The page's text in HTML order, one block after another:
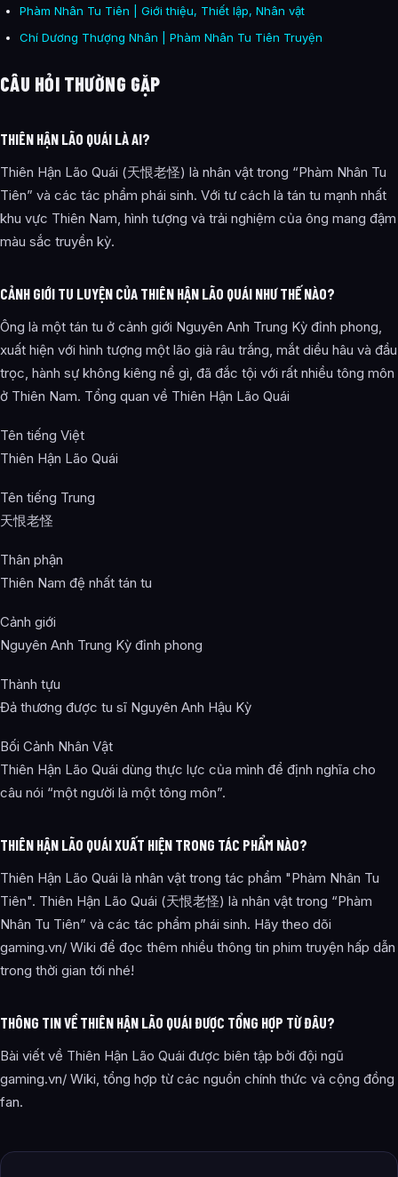
Phàm Nhân Tu Tiên | Giới thiệu, Thiết lập, Nhân vật
Chí Dương Thượng Nhân | Phàm Nhân Tu Tiên Truyện
CÂU HỎI THƯỜNG GẶP
THIÊN HẬN LÃO QUÁI LÀ AI?
Thiên Hận Lão Quái (天恨老怪) là nhân vật trong “Phàm Nhân Tu
Tiên” và các tác phẩm phái sinh. Với tư cách là tán tu mạnh nhất
khu vực Thiên Nam, hình tượng và trải nghiệm của ông mang đậm
màu sắc truyền kỳ.
CẢNH GIỚI TU LUYỆN CỦA THIÊN HẬN LÃO QUÁI NHƯ THẾ NÀO?
Ông là một tán tu ở cảnh giới Nguyên Anh Trung Kỳ đỉnh phong,
xuất hiện với hình tượng một lão già râu trắng, mắt diều hâu và đầu
trọc, hành sự không kiêng nể gì, đã đắc tội với rất nhiều tông môn
ở Thiên Nam. Tổng quan về Thiên Hận Lão Quái
Tên tiếng Việt
Thiên Hận Lão Quái
Tên tiếng Trung
天恨老怪
Thân phận
Thiên Nam đệ nhất tán tu
Cảnh giới
Nguyên Anh Trung Kỳ đỉnh phong
Thành tựu
Đả thương được tu sĩ Nguyên Anh Hậu Kỳ
Bối Cảnh Nhân Vật
Thiên Hận Lão Quái dùng thực lực của mình để định nghĩa cho
câu nói “một người là một tông môn”.
THIÊN HẬN LÃO QUÁI XUẤT HIỆN TRONG TÁC PHẨM NÀO?
Thiên Hận Lão Quái là nhân vật trong tác phẩm "Phàm Nhân Tu
Tiên". Thiên Hận Lão Quái (天恨老怪) là nhân vật trong “Phàm
Nhân Tu Tiên” và các tác phẩm phái sinh. Hãy theo dõi
gaming.vn/ Wiki để đọc thêm nhiều thông tin phim truyện hấp dẫn
trong thời gian tới nhé!
THÔNG TIN VỀ THIÊN HẬN LÃO QUÁI ĐƯỢC TỔNG HỢP TỪ ĐÂU?
Bài viết về Thiên Hận Lão Quái được biên tập bởi đội ngũ
gaming.vn/ Wiki, tổng hợp từ các nguồn chính thức và cộng đồng
fan.